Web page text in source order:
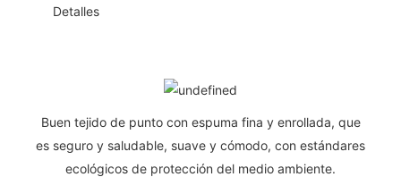
Detalles
Buen tejido de punto con espuma fina y enrollada, que
es seguro y saludable, suave y cómodo, con estándares
ecológicos de protección del medio ambiente.